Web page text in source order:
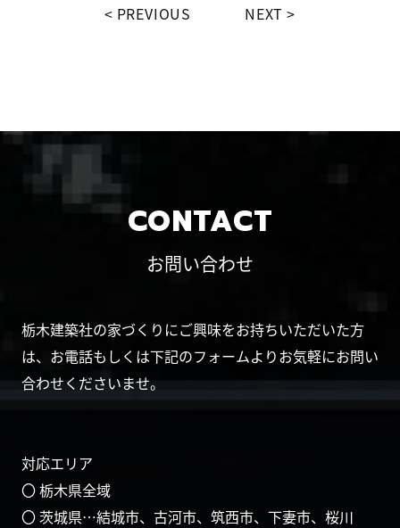
PREVIOUS NEXT
CONTACT
お問い合わせ
栃木建築社の家づくりにご興味をお持ちいただいた方
は、お電話もしくは下記のフォームよりお気軽にお問い
合わせくださいませ。
対応エリア
〇 栃木県全域
〇 茨城県…結城市、古河市、筑西市、下妻市、桜川